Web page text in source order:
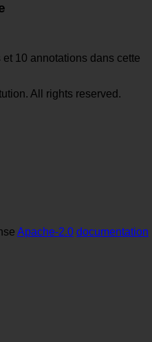
10 annotations dans cette
All rights reserved.
Apache-2.0 documentation